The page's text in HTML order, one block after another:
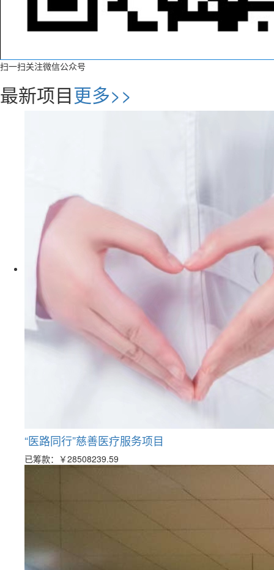
扫一扫关注微信公众号
最新项目更多>>
“医路同行”慈善医疗服务项目
已筹款： ￥28508239.59